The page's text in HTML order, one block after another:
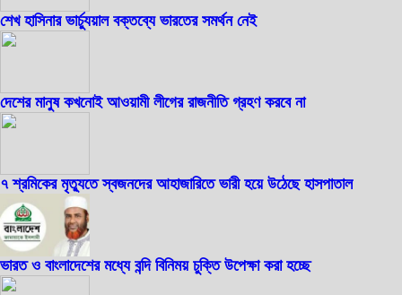
শেখ হাসিনার ভার্চ্যুয়াল বক্তব্যে ভারতের সমর্থন নেই
দেশের মানুষ কখনোই আওয়ামী লীগের রাজনীতি গ্রহণ করবে না
৭ শ্রমিকের মৃত্যুতে স্বজনদের আহাজারিতে ভারী হয়ে উঠেছে হাসপাতাল
ভারত ও বাংলাদেশের মধ্যে বন্দি বিনিময় চুক্তি উপেক্ষা করা হচ্ছে